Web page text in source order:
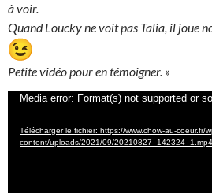
à voir.
Quand Loucky ne voit pas Talia, il joue
Petite vidéo pour en témoigner. »
Lecteur
Media error: Format(s) not supported or
Télécharger le fichier: https://www.chow-au-coeur.fr/
content/uploads/2021/09/